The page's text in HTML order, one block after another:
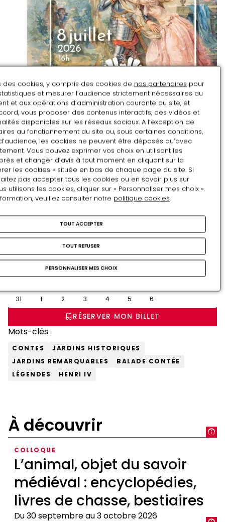
Août
LU MA ME JE VE SA DI
27 28 29 30 31 1 2
5 6
10 11 12 13 14 15 16
17 18 19 20 21 22 23
24 25 26 27 28 29 30
31 1 2 3 4 5 6
RÉSERVER MON BILLET
Mots-clés :
CONTES
JARDINS HISTORIQUES
JARDINS REMARQUABLES
BALADE CONTÉE
LÉGENDES
HENRI IV
À découvrir
L’animal, objet du savoir
médiéval : encyclopédies,
livres de chasse, bestiaires
Du 30 septembre au 3 octobre 2026
COLLOQUE
des cookies, y compris des cookies de nos partenaires pour
et mesurer l’audience strictement nécessaires au
et aux opérations d’administration courante du site, et
vous proposer des contenus interactifs, des vidéos et
disponibles sur les réseaux sociaux. A l’exception de
au fonctionnement du site ou, sous certaines conditions,
les cookies ne peuvent être déposés qu’avec
Vous pouvez exprimer vos choix en utilisant les
et changer d’avis à tout moment en cliquant sur la
les cookies » située en bas de chaque page du site. Si
pas accepter tous les cookies ou en savoir plus sur
utilisons les cookies, cliquer sur « Personnaliser mes choix ».
veuillez consulter notre politique cookies.
TOUT ACCEPTER
TOUT REFUSER
PERSONNALISER MES CHOIX